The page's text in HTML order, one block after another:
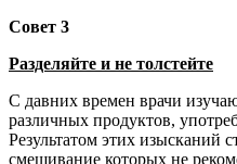
Совет 3
Разделяйте и не толстейте
С давних времен врачи
различных продуктов,
Результатом этих изысканий
смешивание которых не